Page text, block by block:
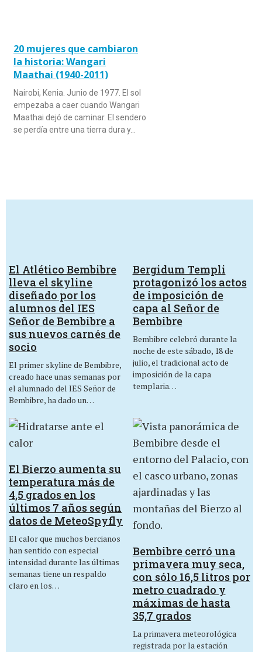
20 mujeres que cambiaron
la historia: Wangari
Maathai (1940-2011)
Nairobi, Kenia. Junio de 1977. El sol
empezaba a caer cuando Wangari
Maathai dejó de caminar. El sendero
se perdía entre una tierra dura y…
El Atlético Bembibre
lleva el skyline
diseñado por los
alumnos del IES
Señor de Bembibre a
sus nuevos carnés de
socio
El primer skyline de Bembibre,
creado hace unas semanas por
el alumnado del IES Señor de
Bembibre, ha dado un…
Bergidum Templi
protagonizó los actos
de imposición de
capa al Señor de
Bembibre
Bembibre celebró durante la
noche de este sábado, 18 de
julio, el tradicional acto de
imposición de la capa
templaria…
El Bierzo aumenta su
temperatura más de
4,5 grados en los
últimos 7 años según
datos de MeteoSpyfly
El calor que muchos bercianos
han sentido con especial
intensidad durante las últimas
semanas tiene un respaldo
claro en los…
Bembibre cerró una
primavera muy seca,
con sólo 16,5 litros por
metro cuadrado y
máximas de hasta
35,7 grados
La primavera meteorológica
registrada por la estación